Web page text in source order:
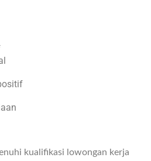
kualifikasi lowongan kerja